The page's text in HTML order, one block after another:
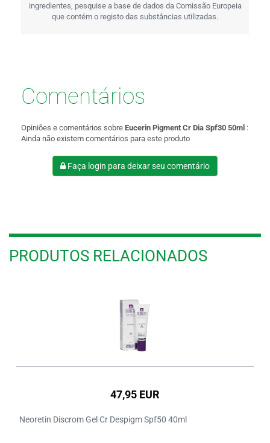
ingredientes, pesquise a base de dados da Comissão Europeia
que contém o registo das substâncias utilizadas.
Comentários
Opiniões e comentários sobre Eucerin Pigment Cr Dia Spf30 50ml :
Ainda não existem comentários para este produto
Faça login para deixar seu comentário
PRODUTOS RELACIONADOS
47,95 EUR
Neoretin Discrom Gel Cr Despigm Spf50 40ml